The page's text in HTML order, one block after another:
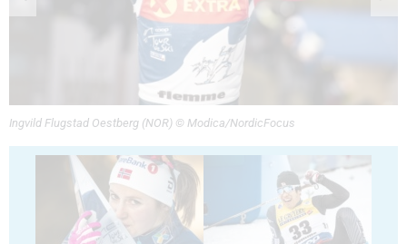
Ingvild Flugstad Oestberg (NOR) © Modica/NordicFocus